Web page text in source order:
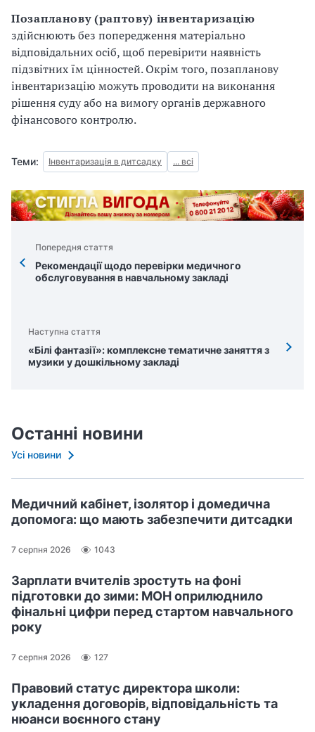
Позапланову (раптову) інвентаризацію
здійснюють без попередження матеріально
відповідальних осіб, щоб перевірити наявність
підзвітних їм цінностей. Окрім того, позапланову
інвентаризацію можуть проводити на виконання
рішення суду або на вимогу органів державного
фінансового контролю.
Теми: Інвентаризація в дитсадку ... всі
Попередня стаття
Рекомендацiї щодо перевiрки медичного
обслуговування в навчальному закладi
Наступна стаття
«Білі фантазії»: комплексне тематичне заняття з
музики у дошкільному закладі
Останні новини
Усі новини
Медичний кабінет, ізолятор і домедична
допомога: що мають забезпечити дитсадки
7 серпня 2026 1043
Зарплати вчителів зростуть на фоні
підготовки до зими: МОН оприлюднило
фінальні цифри перед стартом навчального
року
7 серпня 2026 127
Правовий статус директора школи:
укладення договорів, відповідальність та
нюанси воєнного стану